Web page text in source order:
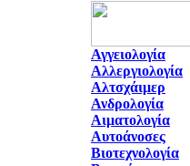
Αγγειολογία
Αλλεργιολογία
Αλτσχάιμερ
Ανδρολογία
Αιματολογία
Αυτοάνοσες
Βιοτεχνολογία